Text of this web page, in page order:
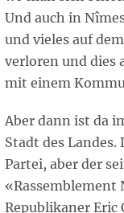
Und auch in
und vieles auf
verloren und dies
mit einem
Aber dann ist da
Stadt des
Partei, aber der
«Rassemblement
Republikaner